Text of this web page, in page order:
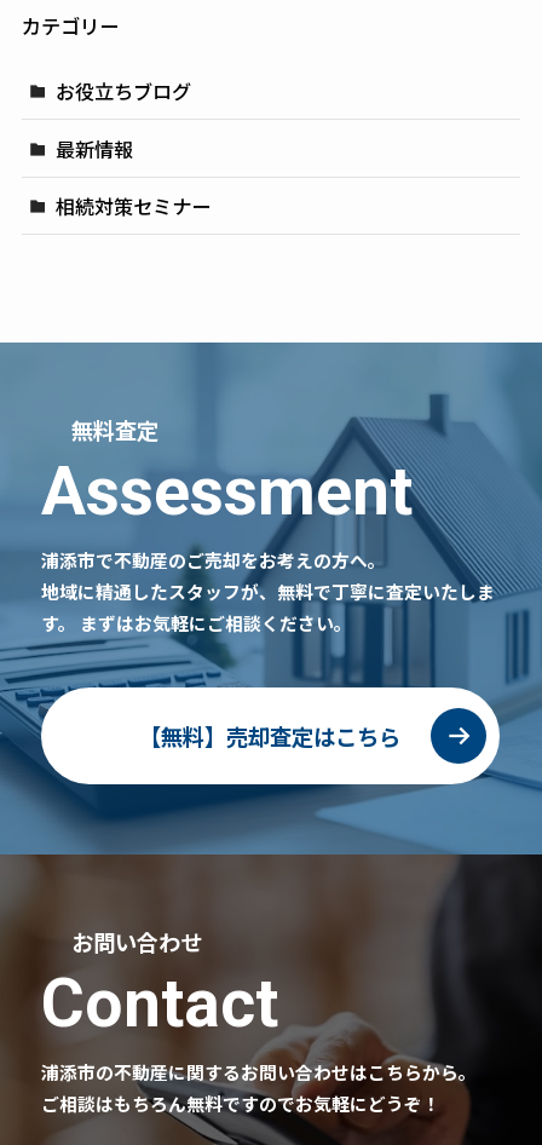
カテゴリー
お役立ちブログ
最新情報
相続対策セミナー
無料査定
Assessment
浦添市で不動産のご売却をお考えの方へ。
地域に精通したスタッフが、無料で丁寧に査定いたしま
す。
まずはお気軽にご相談ください。
【無料】売却査定はこちら
お問い合わせ
Contact
浦添市の不動産に関するお問い合わせはこちらから。
ご相談はもちろん無料ですのでお気軽にどうぞ！